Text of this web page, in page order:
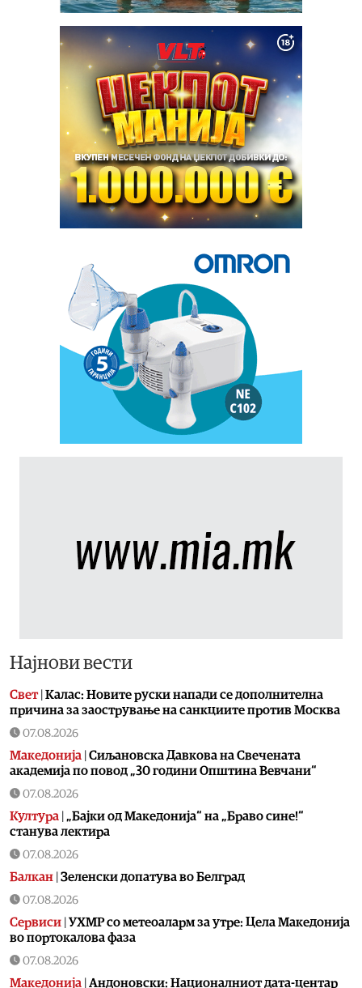
Најнови вести
Свет| Калас: Новите руски напади се дополнителна
причина за заострување на санкциите против Москва
07.08.2026
Македонија Сиљановска Давкова на Свечената
академија по повод „30 години Општина Вевчани“
07.08.2026
Култура „Бајки од Македонија“ на „Браво сине!“
станува лектира
07.08.2026
Балкан Зеленски допатува во Белград
07.08.2026
Сервиси УХМР со метеоаларм за утре: Цела Македонија
во портокалова фаза
07.08.2026
Македонија Андоновски: Националниот дата-центар